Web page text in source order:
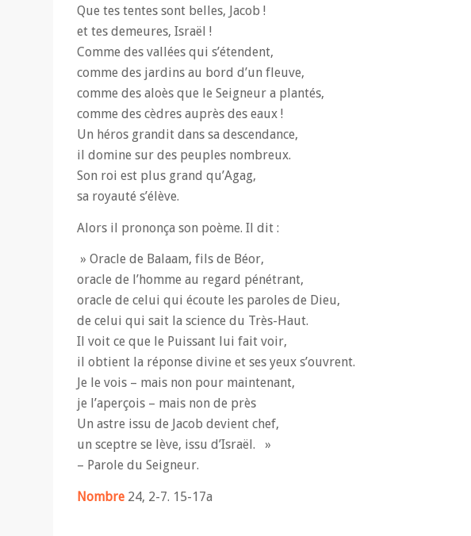
Que tes tentes sont belles, Jacob !
et tes demeures, Israël !
Comme des vallées qui s’étendent,
comme des jardins au bord d’un fleuve,
comme des aloès que le Seigneur a plantés,
comme des cèdres auprès des eaux !
Un héros grandit dans sa descendance,
il domine sur des peuples nombreux.
Son roi est plus grand qu’Agag,
sa royauté s’élève.
Alors il prononça son poème. Il dit :
» Oracle de Balaam, fils de Béor,
oracle de l’homme au regard pénétrant,
oracle de celui qui écoute les paroles de Dieu,
de celui qui sait la science du Très-Haut.
Il voit ce que le Puissant lui fait voir,
il obtient la réponse divine et ses yeux s’ouvrent.
Je le vois – mais non pour maintenant,
je l’aperçois – mais non de près
Un astre issu de Jacob devient chef,
un sceptre se lève, issu d’Israël. »
– Parole du Seigneur.
Nombre 24, 2-7. 15-17a